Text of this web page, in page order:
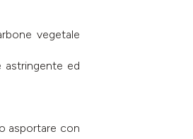
vegetale
astringente ed
asportare con